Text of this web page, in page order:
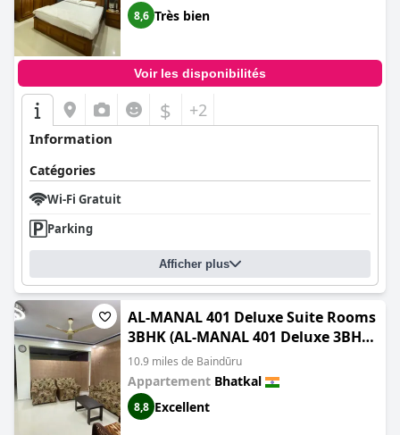
8,6 Très bien
Voir les disponibilités
$ +2
Information
Catégories
Wi-Fi Gratuit
Parking
Afficher plus
AL-MANAL 401 Deluxe Suite Rooms
3BHK (AL-MANAL 401 Deluxe 3BHK
Suite)
10.9 miles de Baindūru
Appartement Bhatkal
8,8 Excellent